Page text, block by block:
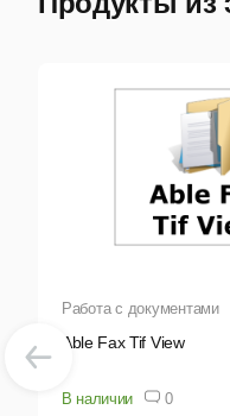
Работа с документами
Able Fax Tif View
В наличии 0